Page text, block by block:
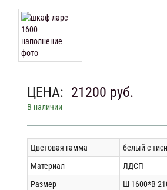
ЦЕНА: 21200 руб.
В наличии
Цветовая гамма
белый с
Материал
ЛДСП
Размер
Ш 1600*В